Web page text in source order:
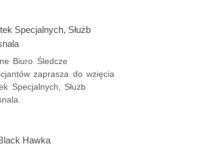
Specjalnych, Służb
Biuro Śledcze
zaprasza do wzięcia
Specjalnych, Służb
Hawka